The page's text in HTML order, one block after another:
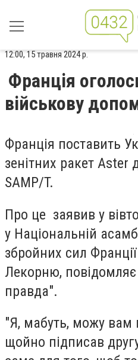
12:00, 15 травня 2024 р.
Франція
військову
Франція поставить
зенітних ракет
SAMP/T.
Про це заявив у
у Національній
збройних сил
Лекорню,
правда".
"Я, мабуть, можу вам
щойно підписав